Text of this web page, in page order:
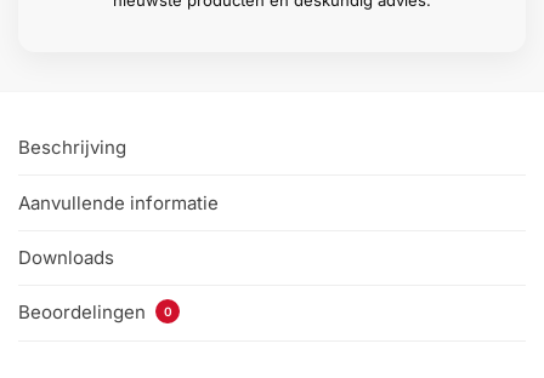
Beschrijving
Aanvullende informatie
Downloads
Beoordelingen 0